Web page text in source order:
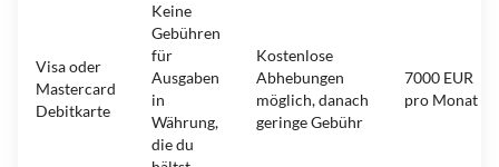
Visa oder
Mastercard
Debitkarte
Keine
Gebühren
für
Ausgaben
in
Währung,
die du
Kostenlose
Abhebungen
möglich, danach
geringe Gebühr
7000 EUR
pro Monat